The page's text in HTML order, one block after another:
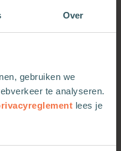
Over
gebruiken we
te analyseren.
lees je